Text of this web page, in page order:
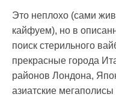
Это неплохо (сами
кайфуем), но в
поиск стерильного
прекрасные города
районов Лондона,
азиатские